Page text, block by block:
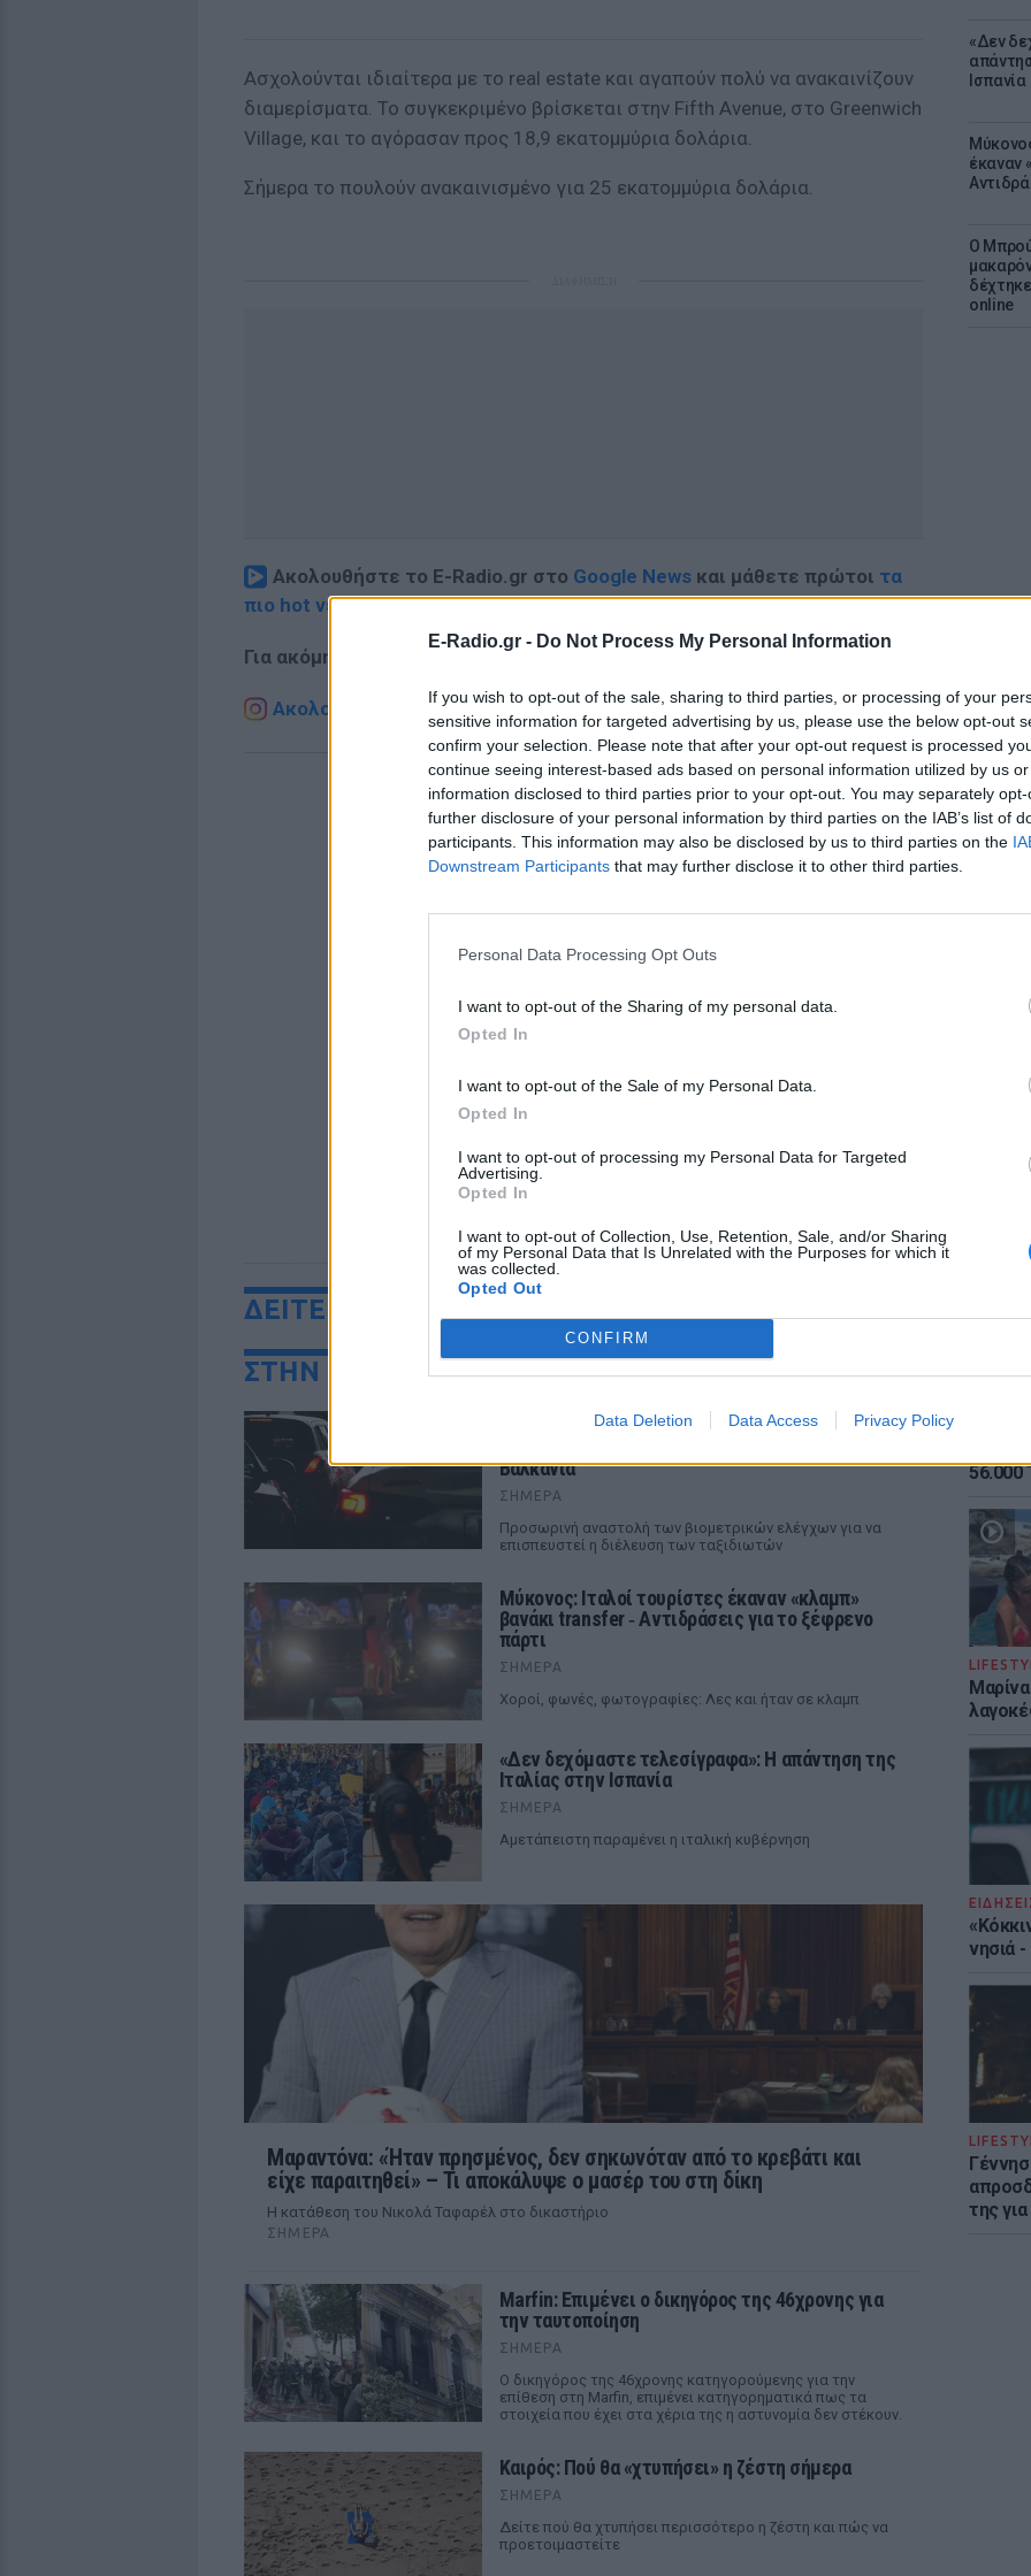
E-Radio.gr - Do Not Process My Personal Information
If you wish to opt-out of the sale, sharing to third parties, or processing of your
sensitive information for targeted advertising by us, please use the below opt-out
confirm your selection. Please note that after your opt-out request is processed
continue seeing interest-based ads based on personal information utilized by us
information disclosed to third parties prior to your opt-out. You may separately
further disclosure of your personal information by third parties on the IAB’s list of
participants. This information may also be disclosed by us to third parties on the
Downstream Participants that may further disclose it to other third parties.
Personal Data Processing Opt Outs
I want to opt-out of the Sharing of my personal data.
Opted In
I want to opt-out of the Sale of my Personal Data.
Opted In
I want to opt-out of processing my Personal Data for Targeted
Advertising.
Opted In
I want to opt-out of Collection, Use, Retention, Sale, and/or Sharing
of my Personal Data that Is Unrelated with the Purposes for which it
was collected.
Opted Out
CONFIRM
Data Deletion Data Access Privacy Policy
«Δεν
Ισπανία
έκαναν
Ο
online
22
για
56.000
νησιά
της
Ασχολούνται ιδιαίτερα με το real estate και αγαπούν πολύ να ανακαινίζουν
διαμερίσματα. Το συγκεκριμένο βρίσκεται στην Fifth Avenue, στο Greenwich
Village, και το αγόρασαν προς 18,9 εκατομμύρια δολάρια.
Σήμερα το πουλούν ανακαινισμένο για 25 εκατομμύρια δολάρια.
Ακολουθήστε το E-Radio.gr στο Google News και μάθετε πρώτοι τα
πιο hot νέα.
Για ακόμη περισσότερα , μπείτε στην ροή ειδήσεων
Ακολουθήστε το E-Radio.gr και στο Instagram
ΔΙΑΦΗΜΙΣΗ
ΔΕΙΤΕ ΕΠΙΣΗΣ
ΣΤΗΝ ΙΔΙΑ ΚΑΤΗΓΟΡΙΑ
Πάνω από 45.000 διελεύσεις ημερησίως στους
Βαλκάνια
ΣΉΜΕΡΑ
Προσωρινή αναστολή των βιομετρικών ελέγχων για να
επισπευστεί η διέλευση των ταξιδιωτών
Μύκονος: Ιταλοί τουρίστες έκαναν «κλαμπ»
βανάκι transfer ‑ Αντιδράσεις για το ξέφρενο
πάρτι
ΣΉΜΕΡΑ
Χοροί, φωνές, φωτογραφίες: Λες και ήταν σε κλαμπ
«Δεν δεχόμαστε τελεσίγραφα»: Η απάντηση της
Ιταλίας στην Ισπανία
ΣΉΜΕΡΑ
Αμετάπειστη παραμένει η ιταλική κυβέρνηση
Μαραντόνα: «Ήταν πρησμένος, δεν σηκωνόταν από το κρεβάτι και
είχε παραιτηθεί» – Τι αποκάλυψε ο μασέρ του στη δίκη
Η κατάθεση του Νικολά Ταφαρέλ στο δικαστήριο
ΣΉΜΕΡΑ
Marfin: Επιμένει ο δικηγόρος της 46χρονης για
την ταυτοποίηση
ΣΉΜΕΡΑ
Ο δικηγόρος της 46χρονης κατηγορούμενης για την
επίθεση στη Marfin, επιμένει κατηγορηματικά πως τα
στοιχεία που έχει στα χέρια της η αστυνομία δεν στέκουν.
Καιρός: Πού θα «χτυπήσει» η ζέστη σήμερα
ΣΉΜΕΡΑ
Δείτε πού θα χτυπήσει περισσότερο η ζέστη και πώς να
προετοιμαστείτε